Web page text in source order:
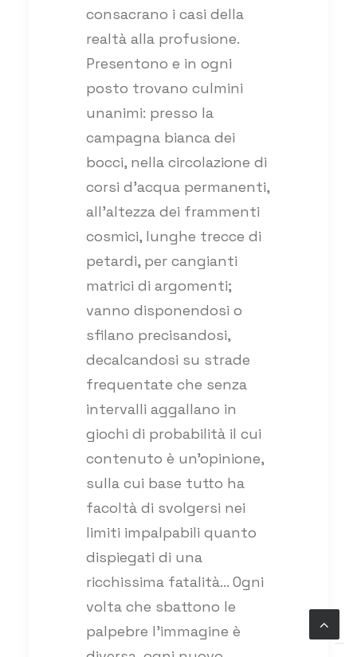
consacrano i casi della
realtà alla profusione.
Presentono e in ogni
posto trovano culmini
unanimi: presso la
campagna bianca dei
bocci, nella circolazione di
corsi d’acqua permanenti,
all’altezza dei frammenti
cosmici, lunghe trecce di
petardi, per cangianti
matrici di argomenti;
vanno disponendosi o
sfilano precisandosi,
decalcandosi su strade
frequentate che senza
intervalli aggallano in
giochi di probabilità il cui
contenuto è un’opinione,
sulla cui base tutto ha
facoltà di svolgersi nei
limiti impalpabili quanto
dispiegati di una
ricchissima fatalità… Ogni
volta che sbattono le
palpebre l’immagine è